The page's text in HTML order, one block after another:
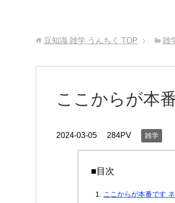
豆知識 雑学 うんちく TOP 雑
ここからが本
2024-03-05 284PV 雑学
■目次
ここからが本番です